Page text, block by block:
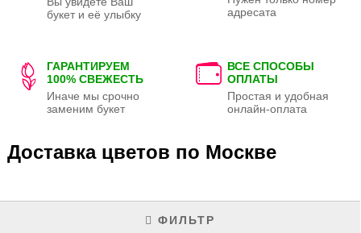
букет и её улыбку
адресата
ГАРАНТИРУЕМ
100% СВЕЖЕСТЬ
Иначе мы срочно
заменим букет
ВСЕ СПОСОБЫ
ОПЛАТЫ
Простая и удобная
онлайн-оплата
Доставка цветов по Москве
ФИЛЬТР